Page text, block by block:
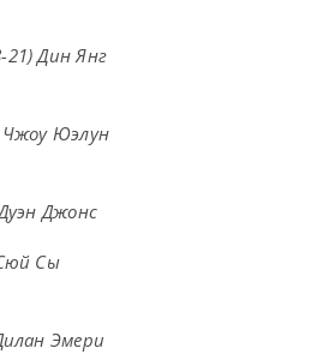
Дин Янг
Чжоу Юэлун
Джонс
Сы
Эмери